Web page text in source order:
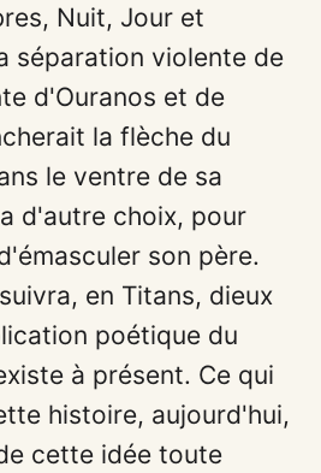
Nuit, Jour et
séparation violente de
d'Ouranos et de
la flèche du
le ventre de sa
d'autre choix, pour
son père.
en Titans, dieux
poétique du
à présent. Ce qui
histoire, aujourd'hui,
cette idée toute